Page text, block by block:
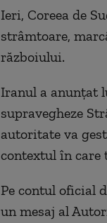
Ieri, Coreea de
strâmtoare,
războiului.
Iranul a anunțat
supravegheze
autoritate va
contextul în care
Pe contul oficial
un mesaj al